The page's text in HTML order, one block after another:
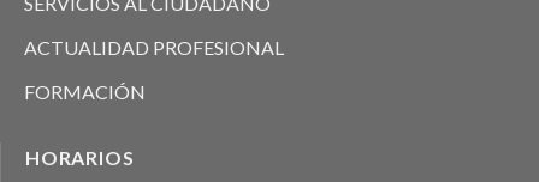
ACTUALIDAD PROFESIONAL
FORMACIÓN
HORARIOS